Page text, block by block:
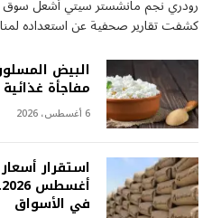
رودري نجم مانشستر سيتي أشعل سوق
كشفت تقارير صحفية عن استعداده
البيض
مفاجأة
6 أغسطس، 2026
في الأسواق